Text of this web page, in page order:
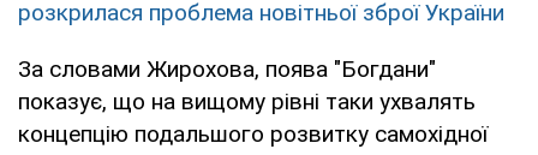
розкрилася проблема новітньої зброї України
За словами Жирохова, поява "Богдани"
показує, що на вищому рівні таки ухвалять
концепцію подальшого розвитку самохідної